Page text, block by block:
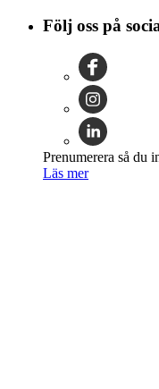
Följ oss på
Prenumerera så du
Läs mer